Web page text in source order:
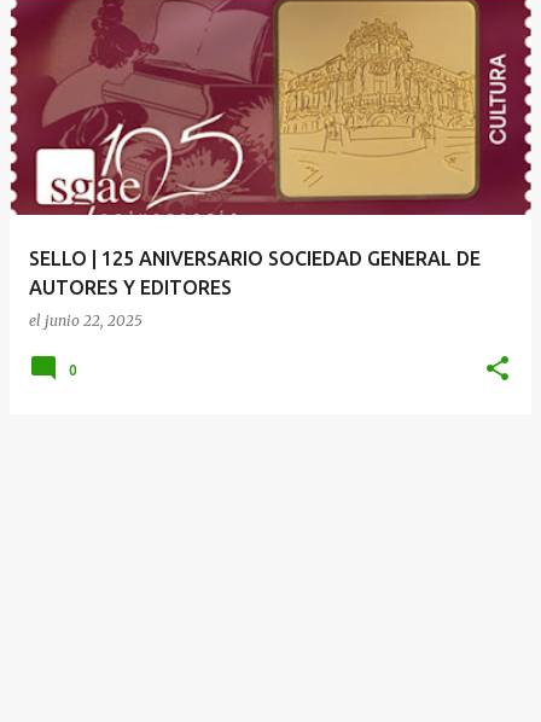
E
n
t
r
a
d
SELLO | 125 ANIVERSARIO SOCIEDAD GENERAL DE
AUTORES Y EDITORES
el junio 22, 2025
0